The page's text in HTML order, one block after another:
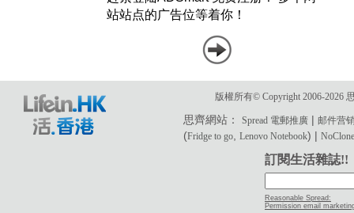
版權所有© Copyright 2006-2026
思齊網站：Spread 電郵推廣 |邮件营
(Fridge to go ,Lenovo Notebook) |